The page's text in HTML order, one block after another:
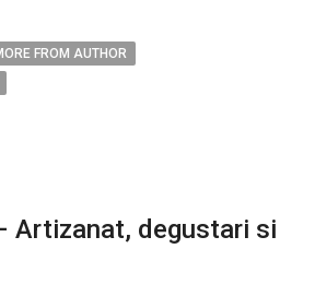
FROM AUTHOR
Artizanat, degustari si